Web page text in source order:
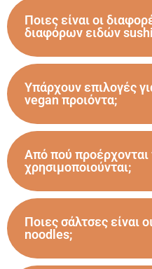
Ποιες είναι οι
διαφόρων ειδών
Υπάρχουν επιλογές
vegan προιόντα;
Από πού προέρχονται
χρησιμοποιούνται;
Ποιες σάλτσες είναι
noodles;